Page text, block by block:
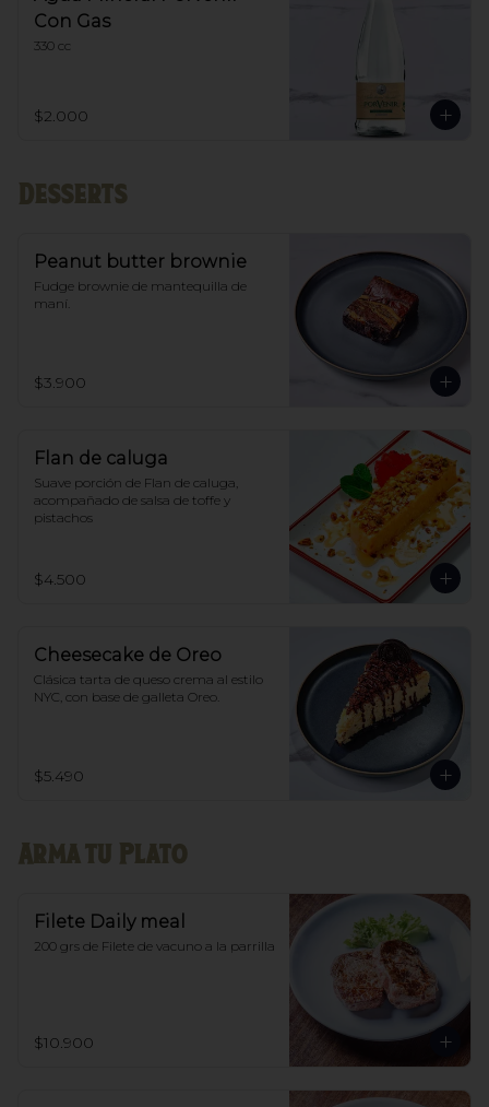
Con Gas
330 cc
$2.000
Desserts
Peanut butter brownie
Fudge brownie de mantequilla de
maní.
$3.900
Flan de caluga
Suave porción de Flan de caluga,
acompañado de salsa de toffe y
pistachos
$4.500
Cheesecake de Oreo
Clásica tarta de queso crema al estilo
NYC, con base de galleta Oreo.
$5.490
Arma tu Plato
Filete Daily meal
200 grs de Filete de vacuno a la parrilla
$10.900